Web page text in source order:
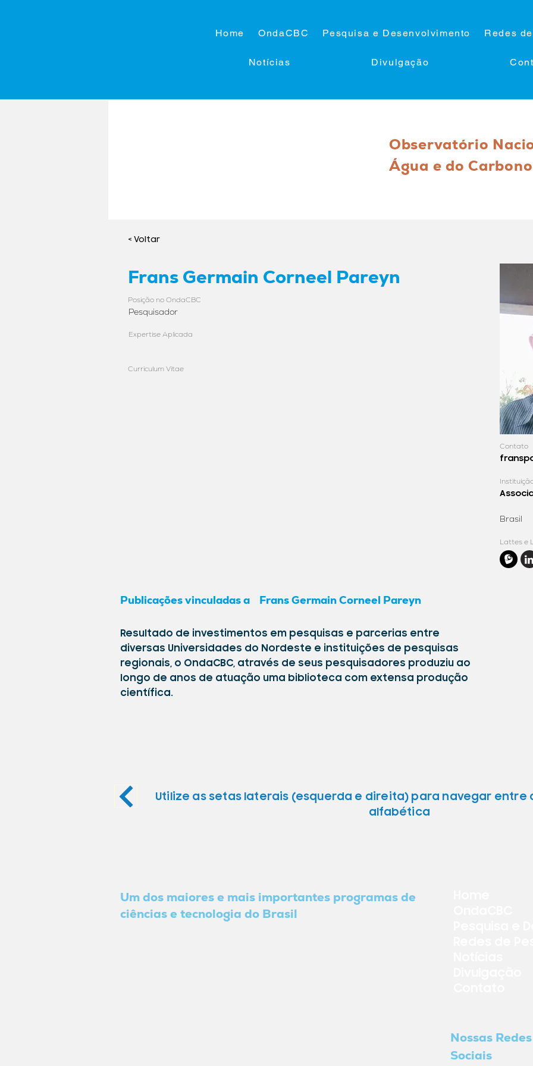
Home OndaCBC Pesquisa e Desenvolvimento Redes
Notícias Divulgação
Observatório
Água e do
< Voltar
Frans Germain Corneel Pareyn
Posição no OndaCBC
Pesquisador
Expertise Aplicada
Curriculum Vitae
Contato
Brasil
Lattes e
Publicações vinculadas a Frans Germain Corneel Pareyn
Resultado de investimentos em pesquisas e parcerias entre
diversas Universidades do Nordeste e instituições de pesquisas
regionais, o OndaCBC, através de seus pesquisadores produziu ao
longo de anos de atuação uma biblioteca com extensa produção
científica.
Utilize as setas laterais (esquerda e direita) para navegar entre
alfabética
Um dos maiores e mais importantes programas de
ciências e tecnologia do Brasil
Nossas Redes
Sociais